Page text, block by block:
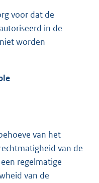
voor dat de
in de
worden
van het
van de
regelmatige
van de